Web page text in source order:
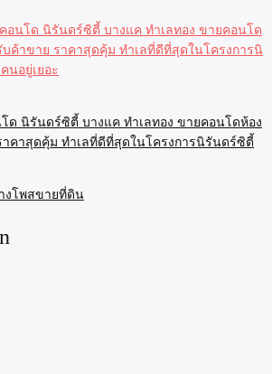
นโด นิรันดร์ซิตี้ บางแค ทำเลทอง ขายคอนโด
ค้าขาย ราคาสุดคุ้ม ทำเลที่ดีที่สุดในโครงการนิ
นอยู่เยอะ
งโพสขายที่ดิน